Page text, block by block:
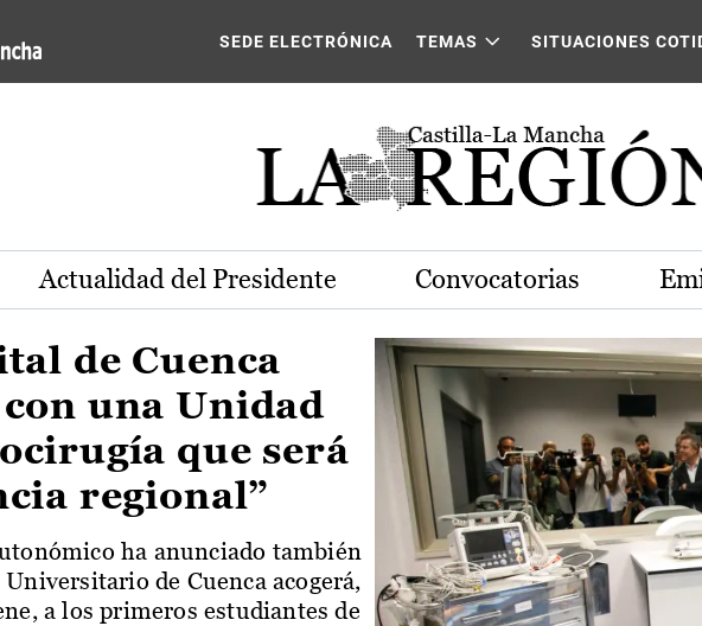
de Castilla-La Mancha
SEDE ELECTRÓNICA TEMAS SITUACIONES
Actualidad del Presidente Convocatorias
de Cuenca
una Unidad
que será
regional”
ha anunciado también
de Cuenca acogerá,
a los primeros estudiantes de